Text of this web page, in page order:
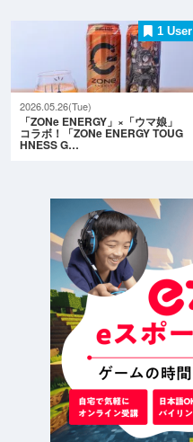
1 User
2026.05.26(Tue)
「ZONe ENERGY」×「ウマ娘」
コラボ！「ZONe ENERGY TOUG
HNESS G…